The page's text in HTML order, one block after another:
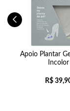
Apoio Plantar
Incolor
R$